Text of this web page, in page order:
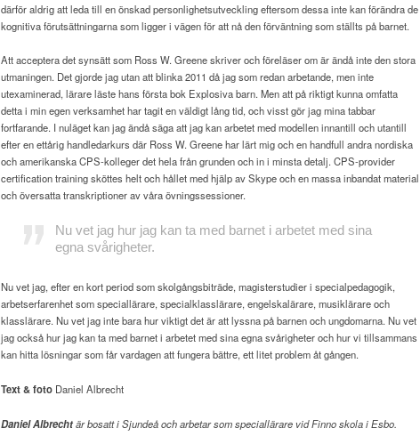
därför aldrig att leda till en önskad personlighetsutveckling eftersom dessa inte kan förändra de
kognitiva förutsättningarna som ligger i vägen för att nå den förväntning som ställts på barnet.
Att acceptera det synsätt som Ross W. Greene skriver och föreläser om är ändå inte den stora
utmaningen. Det gjorde jag utan att blinka 2011 då jag som redan arbetande, men inte
utexaminerad, lärare läste hans första bok Explosiva barn. Men att på riktigt kunna omfatta
detta i min egen verksamhet har tagit en väldigt lång tid, och visst gör jag mina tabbar
fortfarande. I nuläget kan jag ändå säga att jag kan arbetet med modellen innantill och utantill
efter en ettårig handledarkurs där Ross W. Greene har lärt mig och en handfull andra nordiska
och amerikanska CPS-kolleger det hela från grunden och in i minsta detalj. CPS-provider
certification training sköttes helt och hållet med hjälp av Skype och en massa inbandat material
och översatta transkriptioner av våra övningssessioner.
Nu vet jag hur jag kan ta med barnet i arbetet med sina
egna svårigheter.
Nu vet jag, efter en kort period som skolgångsbiträde, magisterstudier i specialpedagogik,
arbetserfarenhet som speciallärare, specialklasslärare, engelskalärare, musiklärare och
klasslärare. Nu vet jag inte bara hur viktigt det är att lyssna på barnen och ungdomarna. Nu vet
jag också hur jag kan ta med barnet i arbetet med sina egna svårigheter och hur vi tillsammans
kan hitta lösningar som får vardagen att fungera bättre, ett litet problem åt gången.
Text & foto Daniel Albrecht
Daniel Albrechtär bosatt i Sjundeå och arbetar som speciallärare vid Finno skola i Esbo.